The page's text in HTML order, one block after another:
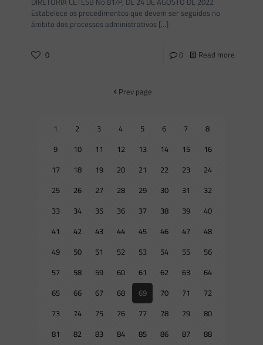
Estabelece os procedimentos que devem ser seguidos no
âmbito dos processos administrativos […]
0 0 Read more
Prev page
1 2 3 4 5 6 7
8
9
10 11 12 13 14 15
16
17
18 19 20 21 22 23
24
25
26 27 28 29 30 31
32
33
34 35 36 37 38 39
40
41
42 43 44 45 46 47
48
49
50 51 52 53 54 55
56
57
58 59 60 61 62 63
64
65
66 67 68 69 70 71
72
73
74 75 76 77 78 79
80
81
82 83 84 85 86 87
88